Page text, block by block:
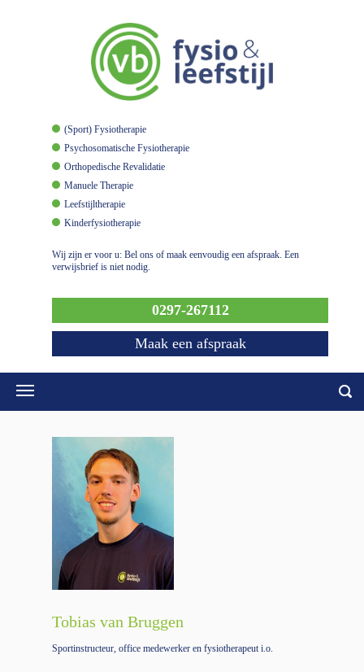
(Sport) Fysiotherapie
Psychosomatische Fysiotherapie
Orthopedische Revalidatie
Manuele Therapie
Leefstijltherapie
Kinderfysiotherapie
Wij zijn er voor u: Bel ons of maak eenvoudig een afspraak. Een
verwijsbrief is niet nodig.
0297-267112
Maak een afspraak
Tobias van Bruggen
Sportinstructeur, office medewerker en fysiotherapeut i.o.